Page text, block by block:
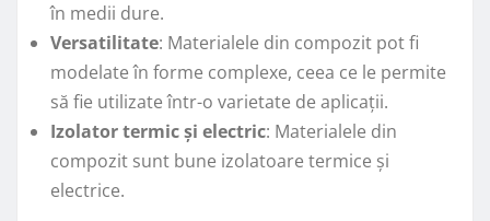
în medii dure.
Versatilitate: Materialele din compozit pot fi
modelate în forme complexe, ceea ce le permite
să fie utilizate într-o varietate de aplicații.
Izolator termic și electric: Materialele din
compozit sunt bune izolatoare termice și
electrice.